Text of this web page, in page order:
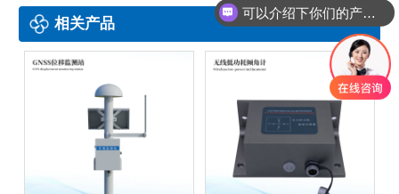
相关产品
可以介绍下你们的产品么？